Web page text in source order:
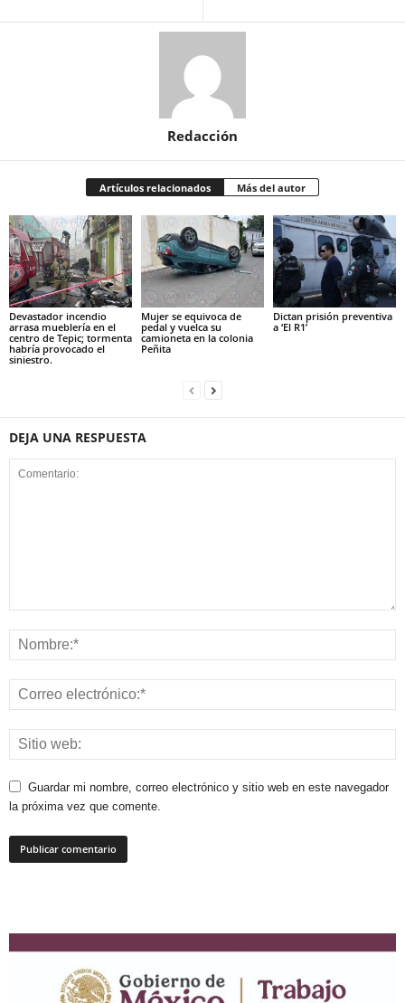
Redacción
Artículos relacionados Más del autor
Devastador incendio
arrasa mueblería en el
centro de Tepic; tormenta
habría provocado el
siniestro.
Mujer se equivoca de
pedal y vuelca su
camioneta en la colonia
Peñita
Dictan prisión preventiva
a ‘El R1’
DEJA UNA RESPUESTA
Guardar mi nombre, correo electrónico y sitio web en este navegador
la próxima vez que comente.